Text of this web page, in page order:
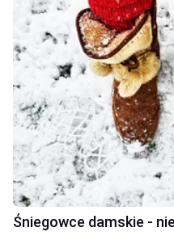
Śniegowce damskie -